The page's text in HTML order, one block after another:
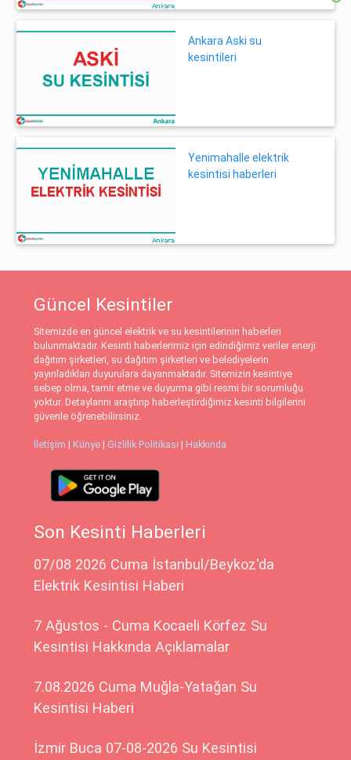
Ankara Aski su
kesintileri
Yenimahalle elektrik
kesintisi haberleri
Güncel Kesintiler
Sitemizde en güncel elektrik ve su kesintilerinin haberleri
bulunmaktadır. Kesinti haberlerimiz için edindiğimiz veriler enerji
dağıtım şirketleri, su dağıtım şirketleri ve belediyelerin
yayınladıkları duyurulara dayanmaktadır. Sitemizin kesintiye
sebep olma, tamir etme ve duyurma gibi resmi bir sorumluğu
yoktur. Detaylarını araştırıp haberleştirdiğimiz kesinti bilgilerini
güvenle öğrenebilirsiniz.
İletişim | Künye | Gizlilik Politikası | Hakkında
Son Kesinti Haberleri
07/08 2026 Cuma İstanbul/Beykoz'da
Elektrik Kesintisi Haberi
7 Ağustos - Cuma Kocaeli Körfez Su
Kesintisi Hakkında Açıklamalar
7.08.2026 Cuma Muğla-Yatağan Su
Kesintisi Haberi
İzmir Buca 07-08-2026 Su Kesintisi